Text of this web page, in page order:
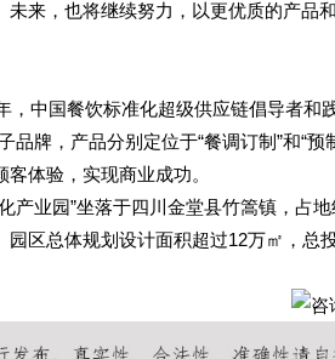
未来，也将继续努力，以更优质的产品
，中国餐饮标准化超级供应链倡导者
品牌，产品分别定位于“餐调订制”和“
体验，实现商业成功。
产业园”坐落于四川金堂县竹篙镇，占
园区总体规划设计面积超过12万㎡，